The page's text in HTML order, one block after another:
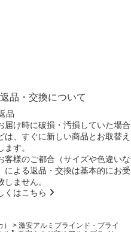
返品・交換について
届け時に破損・汚損していた場合
は、すぐに新しい商品とお取替え
ます。
客様のご都合（サイズや色違いな
による返品・交換は基本的にお受
しません。
くはこちら
> 激安アルミブラインド・ブライ